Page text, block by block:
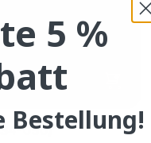
050)
5 %
Bestellung!